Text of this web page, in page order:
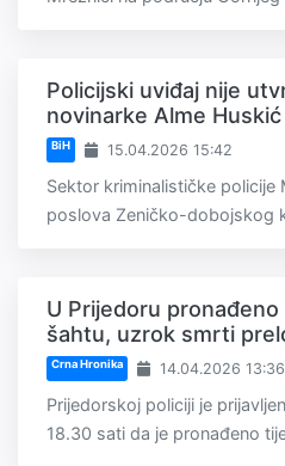
Policijski uviđaj nije
novinarke Alme
BiH 15.04.2026 15:42
Sektor kriminalističke policije
poslova Zeničko-dobojskog
U Prijedoru
šahtu, uzrok smrti
Crna Hronika 14.04.2026 13:36
Prijedorskoj policiji je
18.30 sati da je pronađeno